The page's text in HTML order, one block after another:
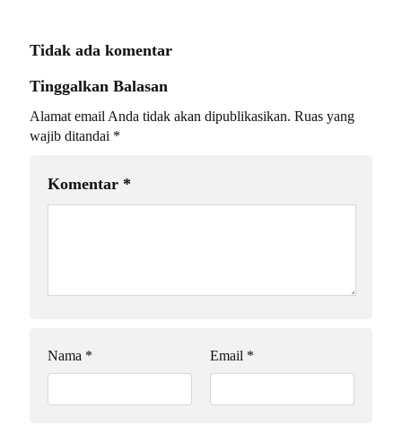
Tidak ada komentar
Tinggalkan Balasan
Alamat email Anda tidak akan dipublikasikan. Ruas yang
wajib ditandai *
Komentar *
Nama * Email *